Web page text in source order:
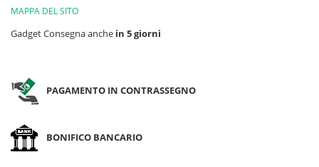
MAPPA DEL SITO
Gadget Consegna anche in 5 giorni
PAGAMENTO IN CONTRASSEGNO
BONIFICO BANCARIO